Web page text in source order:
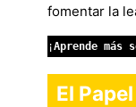
fomentar la
¡Aprende más
El